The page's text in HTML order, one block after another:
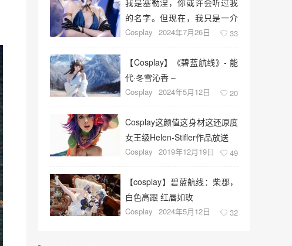
我是塞勒涅，你或许会听过我
的名字。但现在，我只是一介
歌者
Cosplay 2024年7月26日 33
【Cosplay】《碧蓝航线》- 能
代·冬雪沁香 –
Cosplay 2024年5月12日 20
Cosplay这颜值这身材这还原度
女王级Helen-Stifler作品放送
Cosplay 2019年12月19日 49
【cosplay】碧蓝航线：柴郡，
白色高跟 红唇如玫
Cosplay 2024年5月12日 32